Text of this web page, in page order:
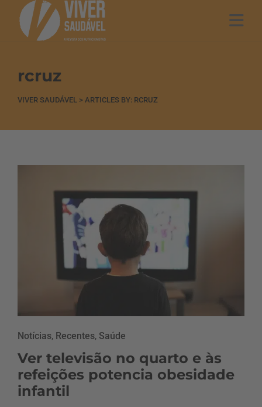
rcruz
VIVER SAUDÁVEL > ARTICLES BY: RCRUZ
Notícias, Recentes, Saúde
Ver televisão no quarto e às
refeições potencia obesidade
infantil